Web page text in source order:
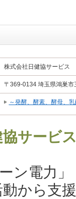
株式会社日健協サービス
〒369-0134 埼玉県鴻巣市
～発酵、酵素、酵母、
サービ
ン電力
から支